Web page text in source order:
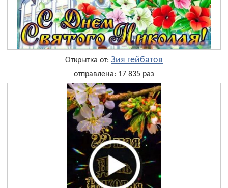
Открытка от: Зия гейбатов
отправлена: 17 835 раз